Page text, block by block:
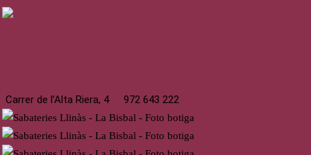
Carrer de l’Alta Riera, 4 972 643 222